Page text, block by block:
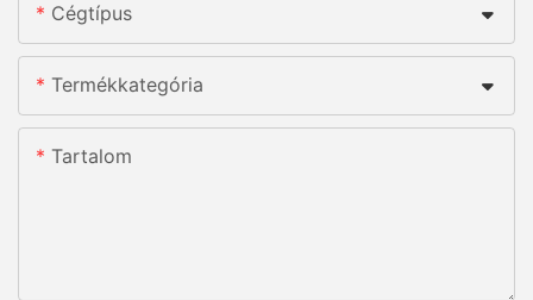
Cégtípus
Termékkategória
Tartalom